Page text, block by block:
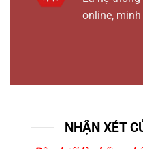
online,
NHẬN XÉT